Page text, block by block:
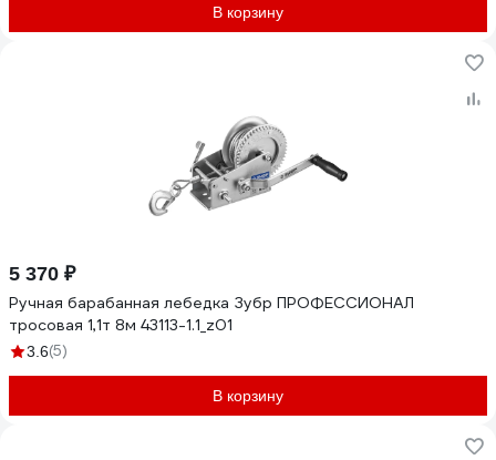
В корзину
5 370 ₽
Ручная барабанная лебедка Зубр ПРОФЕССИОНАЛ
тросовая 1,1т 8м 43113-1.1_z01
3.6(5)
В корзину